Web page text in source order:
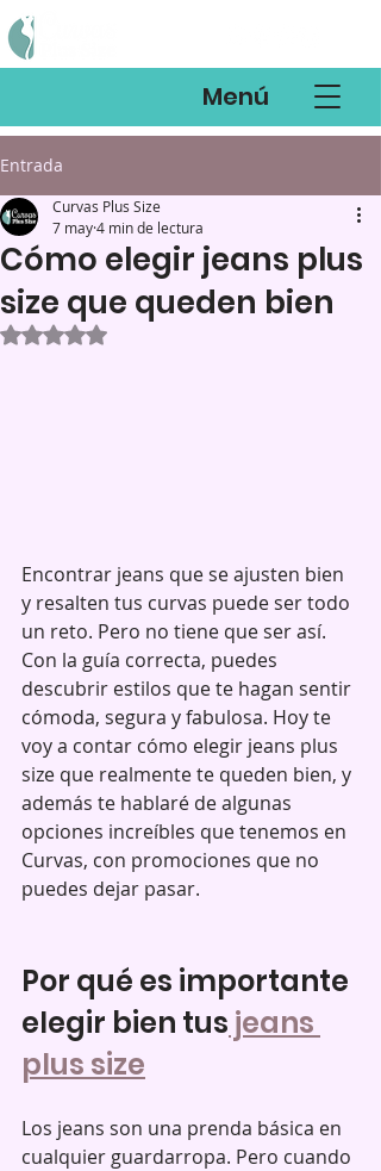
Menú
Entrada
Cómo elegir jeans plus
size que queden bien
Curvas Plus Size
7 may4 min de lectura
Obtuvo NaN de 5 estrellas.
Encontrar jeans que se ajusten bien
y resalten tus curvas puede ser todo
un reto. Pero no tiene que ser así.
Con la guía correcta, puedes
descubrir estilos que te hagan sentir
cómoda, segura y fabulosa. Hoy te
voy a contar cómo elegir jeans plus
size que realmente te queden bien, y
además te hablaré de algunas
opciones increíbles que tenemos en
Curvas, con promociones que no
puedes dejar pasar.
Por qué es importante
elegir bien tus jeans
plus size
Los jeans son una prenda básica en
cualquier guardarropa. Pero cuando